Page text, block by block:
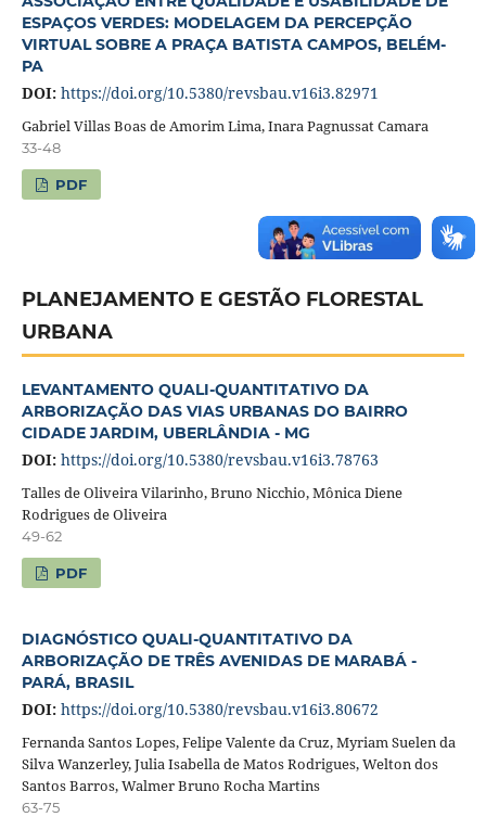
ESPAÇOS VERDES: MODELAGEM DA PERCEPÇÃO
VIRTUAL SOBRE A PRAÇA BATISTA CAMPOS, BELÉM-
PA
DOI: https://doi.org/10.5380/revsbau.v16i3.82971
Gabriel Villas Boas de Amorim Lima, Inara Pagnussat Camara
33-48
PDF
PLANEJAMENTO E GESTÃO FLORESTAL
URBANA
LEVANTAMENTO QUALI-QUANTITATIVO DA
ARBORIZAÇÃO DAS VIAS URBANAS DO BAIRRO
CIDADE JARDIM, UBERLÂNDIA - MG
DOI: https://doi.org/10.5380/revsbau.v16i3.78763
Talles de Oliveira Vilarinho, Bruno Nicchio, Mônica Diene
Rodrigues de Oliveira
49-62
PDF
DIAGNÓSTICO QUALI-QUANTITATIVO DA
ARBORIZAÇÃO DE TRÊS AVENIDAS DE MARABÁ -
PARÁ, BRASIL
DOI: https://doi.org/10.5380/revsbau.v16i3.80672
Fernanda Santos Lopes, Felipe Valente da Cruz, Myriam Suelen da
Silva Wanzerley, Julia Isabella de Matos Rodrigues, Welton dos
Santos Barros, Walmer Bruno Rocha Martins
63-75